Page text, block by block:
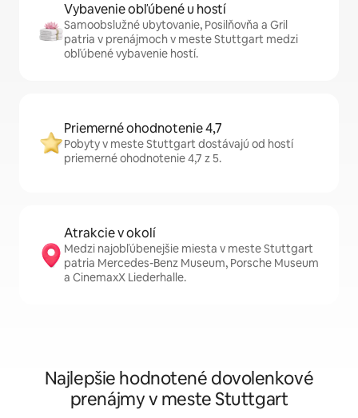
Vybavenie obľúbené u hostí
Samoobslužné ubytovanie, Posilňovňa a Gril
patria v prenájmoch v meste Stuttgart medzi
obľúbené vybavenie hostí.
Priemerné ohodnotenie 4,7
Pobyty v meste Stuttgart dostávajú od hostí
priemerné ohodnotenie 4,7 z 5.
Atrakcie v okolí
Medzi najobľúbenejšie miesta v meste Stuttgart
patria Mercedes-Benz Museum, Porsche Museum
a CinemaxX Liederhalle.
Najlepšie hodnotené dovolenkové
prenájmy v meste Stuttgart